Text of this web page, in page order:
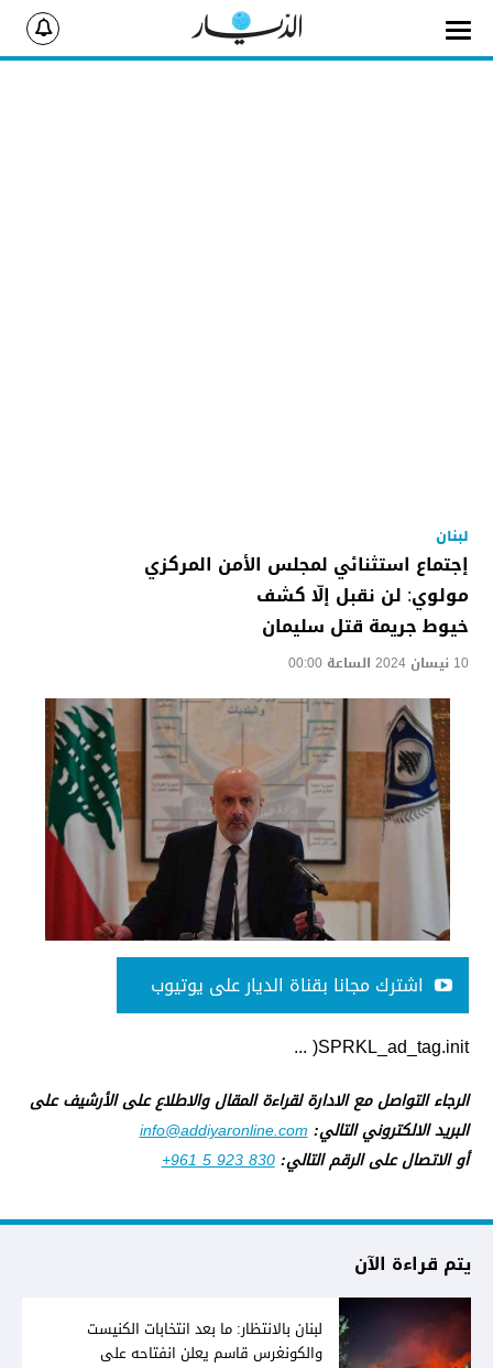
لبنان
إجتماع استثنائي لمجلس الأمن المركزي
مولوي: لن نقبل إلّا كشف
خيوط جريمة قتل سليمان
10 نيسان 2024 الساعة 00:00
اشترك مجانا بقناة الديار على يوتيوب
SPRKL_ad_tag.init( ...
الرجاء التواصل مع الادارة لقراءة المقال والاطلاع على الأرشيف على
البريد الالكتروني التالي:info@addiyaronline.com
أو الاتصال على الرقم التالي:+961 5 923 830
يتم قراءة الآن
لبنان بالانتظار: ما بعد انتخابات الكنيست
والكونغرس قاسم يعلن انفتاحه على